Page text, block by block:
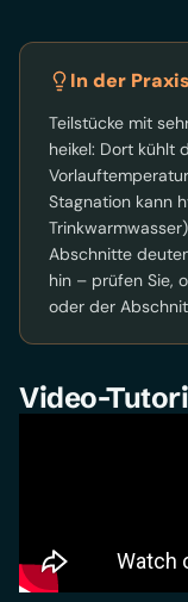
In der
Teilstücke mit
heikel: Dort kühlt
Stagnation kann
Abschnitte
hin – prüfen Sie,
oder der
Video-